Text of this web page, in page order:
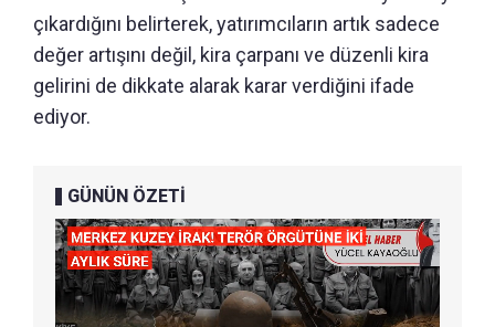
çıkardığını belirterek, yatırımcıların artık sadece
değer artışını değil, kira çarpanı ve düzenli kira
gelirini de dikkate alarak karar verdiğini ifade
ediyor.
GÜNÜN ÖZETİ